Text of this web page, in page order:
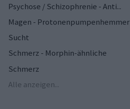
Psychose / Schizophrenie - Anti...
Magen - Protonenpumpenhemmer
Sucht
Schmerz - Morphin-ähnliche
Schmerz
Alle anzeigen...